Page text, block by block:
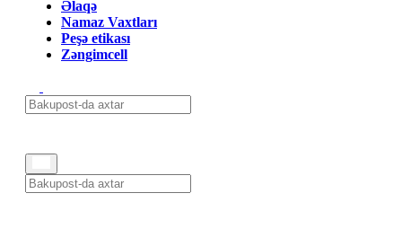
Əlaqə
Namaz Vaxtları
Peşə etikası
Zəngimcell